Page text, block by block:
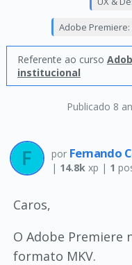
Publicado 8
Adobe
Referente ao curso
institucional
por Fernando
| 14.8kxp | 1
Caros,
O Adobe Premiere
formato MKV.